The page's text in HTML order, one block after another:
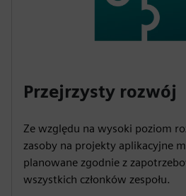
Przejrzysty rozwój
Ze względu na wysoki poziom
zasoby na projekty aplikacyjne
planowane zgodnie z
wszystkich członków zespołu.